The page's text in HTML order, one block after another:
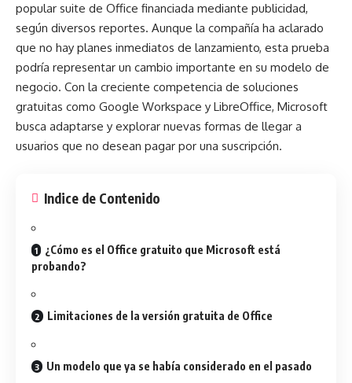
popular suite de Office financiada mediante publicidad,
según diversos reportes. Aunque la compañía ha aclarado
que no hay planes inmediatos de lanzamiento, esta prueba
podría representar un cambio importante en su modelo de
negocio. Con la creciente competencia de soluciones
gratuitas como Google Workspace y LibreOffice, Microsoft
busca adaptarse y explorar nuevas formas de llegar a
usuarios que no desean pagar por una suscripción.
Indice de Contenido
¿Cómo es el Office gratuito que Microsoft está
probando?
Limitaciones de la versión gratuita de Office
Un modelo que ya se había considerado en el pasado